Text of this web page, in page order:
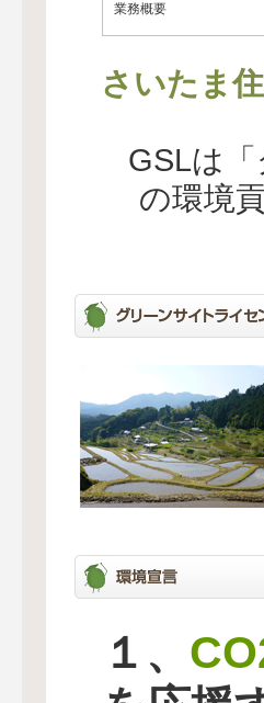
業務概要
さいたま
GSLは
の環境
１、